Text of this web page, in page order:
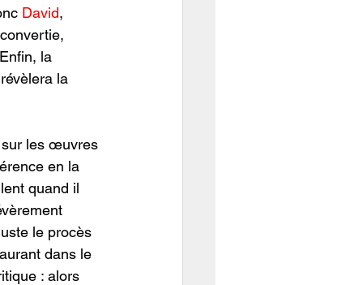
David,
la
la
sur les œuvres
en la
quand il
le procès
dans le
: alors